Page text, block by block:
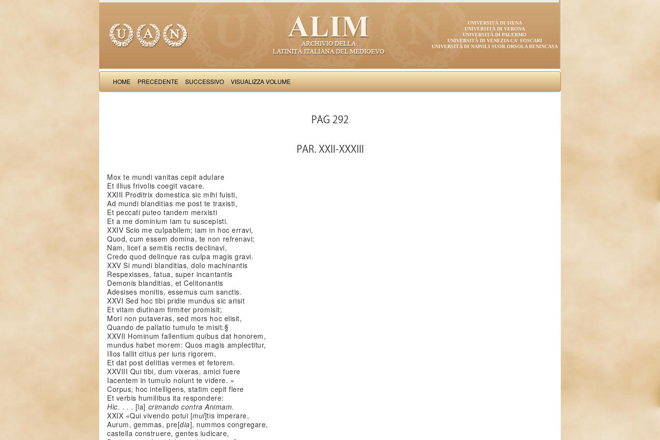
UNIVERSITÀ DI SIENA
UNIVERSITÀ DI VERONA
UNIVERSITÀ DI PALERMO
UNIVERSITÀ DI VENEZIA CA' FOSCARI
UNIVERSITÀ DI NAPOLI SUOR ORSOLA BENINCASA
HOME PRECEDENTE SUCCESSIVO VISUALIZZA VOLUME
PAG 292
PAR. XXII-XXXIII
Mox te mundi vanitas cepit adulare
Et illius frivolis coegit vacare.
XXIII Proditrix domestica sic mihi fuisti,
Ad mundi blanditias me post te traxisti,
Et peccati puteo tandem merxisti
Et a me dominium iam tu suscepisti.
XXIV Scio me culpabilem; iam in hoc erravi,
Quod, cum essem domina, te non refrenavi;
Nam, licet a semitis rectis declinavi,
Credo quod delinque ras culpa magis gravi.
XXV Si mundi blanditias, dolo machinantis
Respexisses, fatua, super incantantis
Demonis blanditias, et Celitonantis
Adesises monitis, essemus cum sanctis.
XXVI Sed hoc tibi pridie mundus sic arisit
Et vitam diutinam firmiter promisit;
Mori non putaveras, sed mors hoc elisit,
Quando de pallatio tumulo te misit.§
XXVII Hominum fallentium quibus dat honorem,
mundus habet morem: Quos magis amplectitur,
Illos fallit citius per iuris rigorem,
Et dat post delitias vermes et fetorem.
XXVIII Qui tibi, dum vixeras, amici fuere
Iacentem in tumulo nolunt te videre. »
Corpus, hoc intelligens, statim cepit flere
Et verbis humilibus ita respondere:
Hic. . . . [la] crimando contra Animam.
XXIX «Qui vivendo potui [mul]tis imperare,
Aurum, gemmas, pre[dia], nummos congregare,
castella construere, gentes iudicare,